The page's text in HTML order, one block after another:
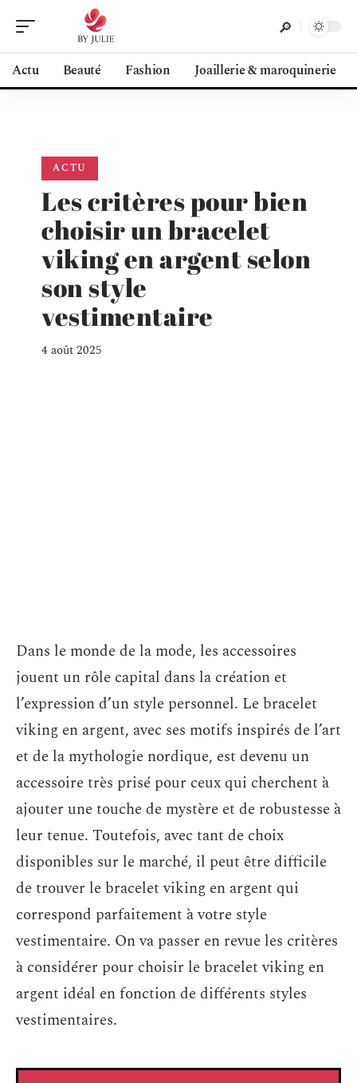
Actu Beauté Fashion Joaillerie & maroquinerie
ACTU
Les critères pour bien
choisir un bracelet
viking en argent selon
son style
vestimentaire
4 août 2025
Dans le monde de la mode, les accessoires
jouent un rôle capital dans la création et
l’expression d’un style personnel. Le bracelet
viking en argent, avec ses motifs inspirés de l’art
et de la mythologie nordique, est devenu un
accessoire très prisé pour ceux qui cherchent à
ajouter une touche de mystère et de robustesse à
leur tenue. Toutefois, avec tant de choix
disponibles sur le marché, il peut être difficile
de trouver le bracelet viking en argent qui
correspond parfaitement à votre style
vestimentaire. On va passer en revue les critères
à considérer pour choisir le bracelet viking en
argent idéal en fonction de différents styles
vestimentaires.